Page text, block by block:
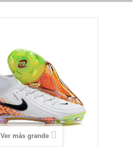
Ver más grande